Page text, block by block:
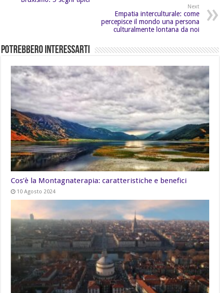
Next
Empatia interculturale: come
percepisce il mondo una persona
culturalmente lontana da noi
Potrebbero Interessarti
Cos’è la Montagnaterapia: caratteristiche e benefici
10 Agosto 2024